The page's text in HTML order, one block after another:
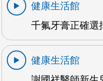
健康生活館
千氟牙膏正確選
健康生活館